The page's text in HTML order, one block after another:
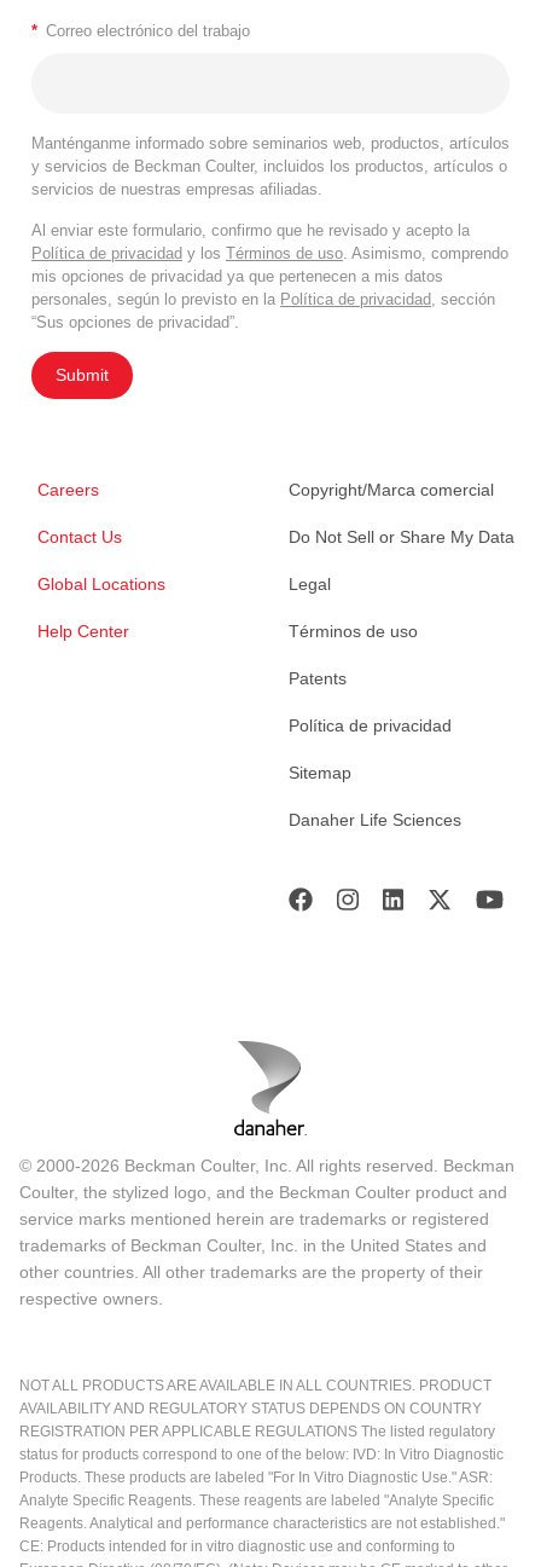
* Correo electrónico del trabajo
Manténganme informado sobre seminarios web, productos, artículos
y servicios de Beckman Coulter, incluidos los productos, artículos o
servicios de nuestras empresas afiliadas.
Al enviar este formulario, confirmo que he revisado y acepto la
Política de privacidad y los Términos de uso. Asimismo, comprendo
mis opciones de privacidad ya que pertenecen a mis datos
personales, según lo previsto en la Política de privacidad, sección
“Sus opciones de privacidad”.
Submit
Careers
Contact Us
Global Locations
Help Center
Copyright/Marca comercial
Do Not Sell or Share My Data
Legal
Términos de uso
Patents
Política de privacidad
Sitemap
Danaher Life Sciences
© 2000-2026 Beckman Coulter, Inc. All rights reserved. Beckman
Coulter, the stylized logo, and the Beckman Coulter product and
service marks mentioned herein are trademarks or registered
trademarks of Beckman Coulter, Inc. in the United States and
other countries. All other trademarks are the property of their
respective owners.
NOT ALL PRODUCTS ARE AVAILABLE IN ALL COUNTRIES. PRODUCT
AVAILABILITY AND REGULATORY STATUS DEPENDS ON COUNTRY
REGISTRATION PER APPLICABLE REGULATIONS The listed regulatory
status for products correspond to one of the below: IVD: In Vitro Diagnostic
Products. These products are labeled "For In Vitro Diagnostic Use." ASR:
Analyte Specific Reagents. These reagents are labeled "Analyte Specific
Reagents. Analytical and performance characteristics are not established."
CE: Products intended for in vitro diagnostic use and conforming to